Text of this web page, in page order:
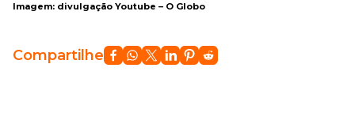
Imagem: divulgação Youtube – O Globo
Compartilhe